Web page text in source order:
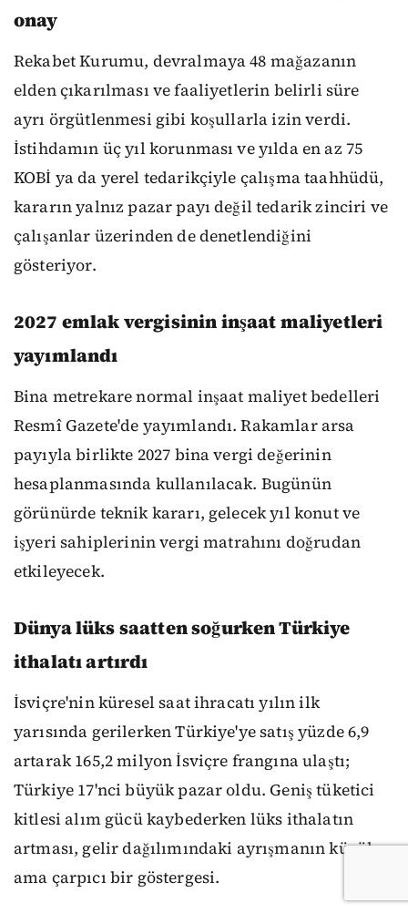
onay
Rekabet Kurumu, devralmaya 48 mağazanın
elden çıkarılması ve faaliyetlerin belirli süre
ayrı örgütlenmesi gibi koşullarla izin verdi.
İstihdamın üç yıl korunması ve yılda en az 75
KOBİ ya da yerel tedarikçiyle çalışma taahhüdü,
kararın yalnız pazar payı değil tedarik zinciri ve
çalışanlar üzerinden de denetlendiğini
gösteriyor.
2027 emlak vergisinin inşaat maliyetleri
yayımlandı
Bina metrekare normal inşaat maliyet bedelleri
Resmî Gazete'de yayımlandı. Rakamlar arsa
payıyla birlikte 2027 bina vergi değerinin
hesaplanmasında kullanılacak. Bugünün
görünürde teknik kararı, gelecek yıl konut ve
işyeri sahiplerinin vergi matrahını doğrudan
etkileyecek.
Dünya lüks saatten soğurken Türkiye
ithalatı artırdı
İsviçre'nin küresel saat ihracatı yılın ilk
yarısında gerilerken Türkiye'ye satış yüzde 6,9
artarak 165,2 milyon İsviçre frangına ulaştı;
Türkiye 17'nci büyük pazar oldu. Geniş tüketici
kitlesi alım gücü kaybederken lüks ithalatın
artması, gelir dağılımındaki ayrışmanın küçük
ama çarpıcı bir göstergesi.